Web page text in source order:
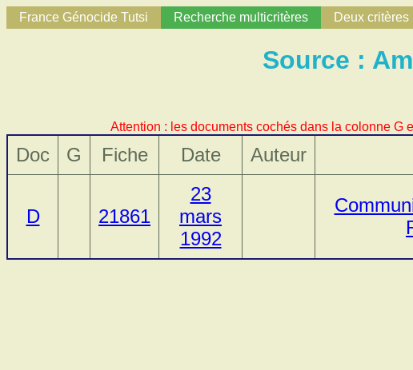
France Génocide Tutsi Recherche multicritères Deux critères
Source :
Attention : les documents cochés dans la colonne G
Doc G Fiche Date Auteur
D 21861
23
mars
1992